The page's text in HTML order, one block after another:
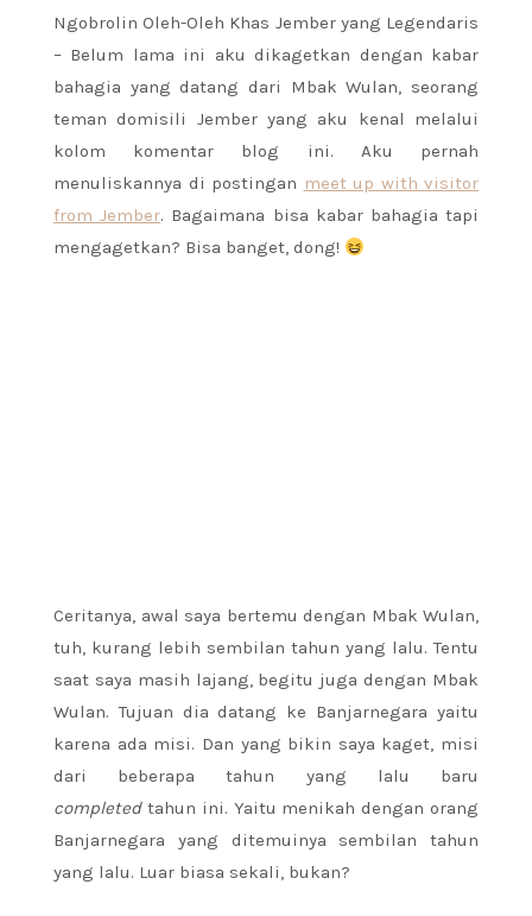
Ngobrolin Oleh-Oleh Khas Jember yang Legendaris
– Belum lama ini aku dikagetkan dengan kabar
bahagia yang datang dari Mbak Wulan, seorang
teman domisili Jember yang aku kenal melalui
kolom komentar blog ini. Aku pernah
menuliskannya di postingan meet up with visitor
from Jember. Bagaimana bisa kabar bahagia tapi
mengagetkan? Bisa banget, dong!
Ceritanya, awal saya bertemu dengan Mbak Wulan,
tuh, kurang lebih sembilan tahun yang lalu. Tentu
saat saya masih lajang, begitu juga dengan Mbak
Wulan. Tujuan dia datang ke Banjarnegara yaitu
karena ada misi. Dan yang bikin saya kaget, misi
dari beberapa tahun yang lalu baru
completed tahun ini. Yaitu menikah dengan orang
Banjarnegara yang ditemuinya sembilan tahun
yang lalu. Luar biasa sekali, bukan?